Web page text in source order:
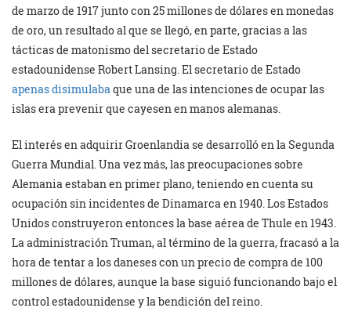
de marzo de 1917 junto con 25 millones de dólares en monedas
de oro, un resultado al que se llegó, en parte, gracias a las
tácticas de matonismo del secretario de Estado
estadounidense Robert Lansing. El secretario de Estado
apenas disimulabaque una de las intenciones de ocupar las
islas era prevenir que cayesen en manos alemanas.
El interés en adquirir Groenlandia se desarrolló en la Segunda
Guerra Mundial. Una vez más, las preocupaciones sobre
Alemania estaban en primer plano, teniendo en cuenta su
ocupación sin incidentes de Dinamarca en 1940. Los Estados
Unidos construyeron entonces la base aérea de Thule en 1943.
La administración Truman, al término de la guerra, fracasó a la
hora de tentar a los daneses con un precio de compra de 100
millones de dólares, aunque la base siguió funcionando bajo el
control estadounidense y la bendición del reino.